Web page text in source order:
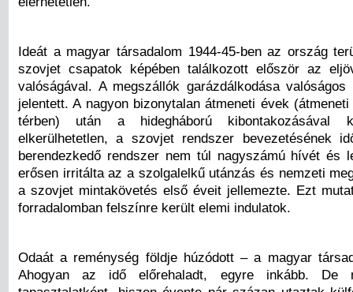
Ideát a magyar társadalom 1944-45-ben az ország
szovjet csapatok képében találkozott először az
valóságával. A megszállók garázdálkodása
jelentett. A nagyon bizonytalan átmeneti évek
térben) után a hidegháború kibontakozásával
elkerülhetetlen, a szovjet rendszer bevezetésének
berendezkedő rendszer nem túl nagyszámú hívét és
erősen irritálta az a szolgalelkű utánzás és nemzeti
a szovjet mintakövetés első éveit jellemezte. Ezt
forradalomban felszínre került elemi indulatok.
Odaát a reménység földje húzódott – a magyar
Ahogyan az idő előrehaladt, egyre inkább. De